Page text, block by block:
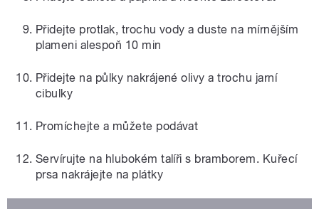
Přidejte protlak, trochu vody a duste na mírnějším
plameni alespoň 10 min
Přidejte na půlky nakrájené olivy a trochu jarní
cibulky
Promíchejte a můžete podávat
Servírujte na hlubokém talíři s bramborem. Kuřecí
prsa nakrájejte na plátky